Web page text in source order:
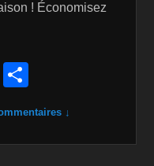
! Économisez
C
ar
ta
g
↓